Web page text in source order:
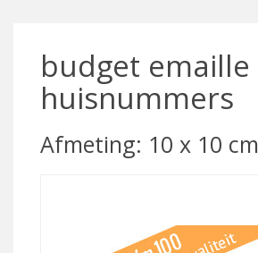
budget emaille
huisnummers
Afmeting: 10 x 10 cm